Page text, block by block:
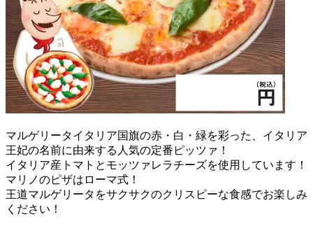
マルゲリータイタリア国旗の赤・白・緑を彩った、イタリア
王妃の名前に由来する人気の定番ピッツァ！
イタリア産トマトとモッツァレラチーズを使用しています！
マリノのピザはローマ式！
王道マルゲリータをサクサクのクリスピーな食感でお楽しみ
ください！